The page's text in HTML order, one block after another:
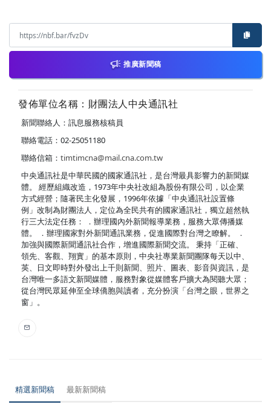
推廣新聞稿
發佈單位名稱：財團法人中央通訊社
新聞聯絡人：訊息服務核稿員
聯絡電話：02-25051180
聯絡信箱： timtimcna@mail.cna.com.tw
中央通訊社是中華民國的國家通訊社，是台灣最具影響力的新聞媒
體。 經歷組織改造，1973年中央社改組為股份有限公司，以企業
方式經營；隨著民主化發展，1996年依據「中央通訊社設置條
例」改制為財團法人，定位為全民共有的國家通訊社，獨立超然執
行三大法定任務： ．辦理國內外新聞報導業務，服務大眾傳播媒
體。 ．辦理國家對外新聞通訊業務，促進國際對台灣之瞭解。 ．
加強與國際新聞通訊社合作，增進國際新聞交流。 秉持「正確、
領先、客觀、翔實」的基本原則，中央社專業新聞團隊每天以中、
英、日文即時對外發出上千則新聞、照片、圖表、影音與資訊，是
台灣唯一多語文新聞媒體，服務對象從媒體客戶擴大為閱聽大眾；
從台灣民眾延伸至全球僑胞與讀者，充分扮演「台灣之眼，世界之
窗」。
精選新聞稿 最新新聞稿